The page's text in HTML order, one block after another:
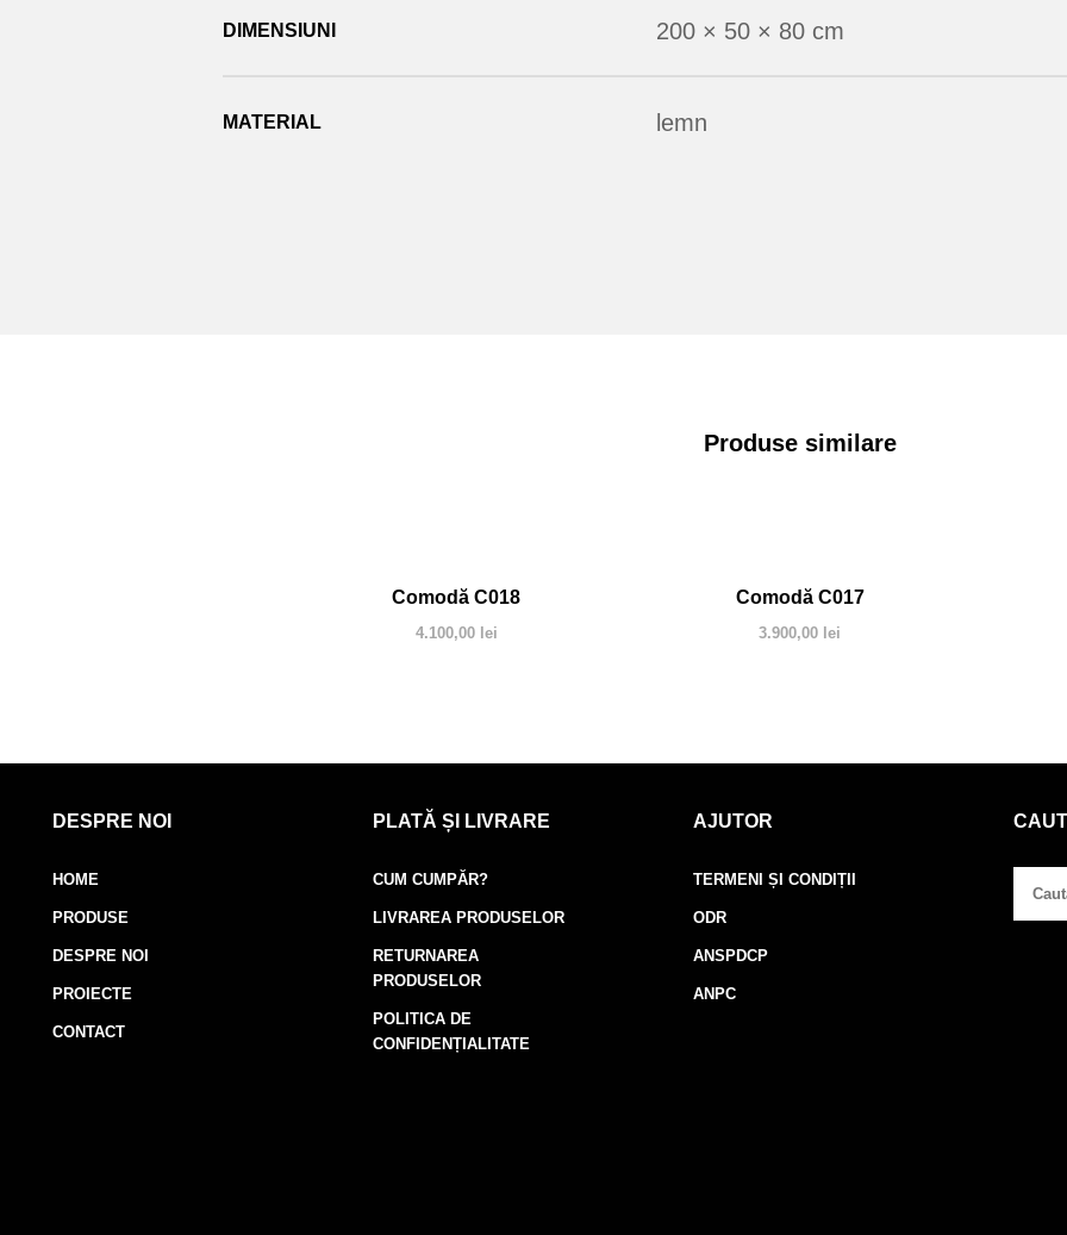
DIMENSIUNI 200 × 50 × 80 cm
MATERIAL lemn
Produse similare
Comodă C018
4.100,00 lei
Comodă C017
3.900,00 lei
DESPRE NOI
HOME
PRODUSE
DESPRE NOI
PROIECTE
CONTACT
PLATĂ ȘI LIVRARE
CUM CUMPĂR?
LIVRAREA PRODUSELOR
RETURNAREA
PRODUSELOR
POLITICA DE
CONFIDENȚIALITATE
AJUTOR
TERMENI ȘI CONDIȚII
ODR
ANSPDCP
ANPC